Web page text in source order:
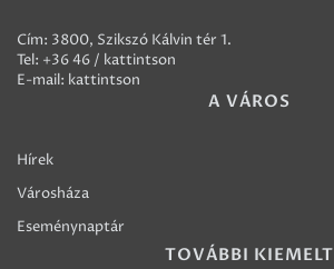
Cím: 3800, Szikszó Kálvin tér 1.
Tel: +36 46 / kattintson
E-mail: kattintson
A VÁROS
Hírek
Városháza
Eseménynaptár
TOVÁBBI KIEMELT